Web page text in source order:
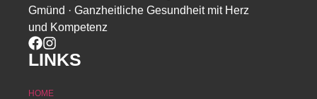
Gmünd · Ganzheitliche Gesundheit mit Herz
und Kompetenz
LINKS
HOME